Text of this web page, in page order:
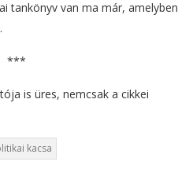
tankönyv van ma már, amelyben
***
is üres, nemcsak a cikkei
kacsa